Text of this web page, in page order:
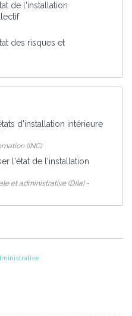
de l'installation
des risques et
d'installation intérieure
(INC)
l'état de l'installation
et administrative (Dila) -